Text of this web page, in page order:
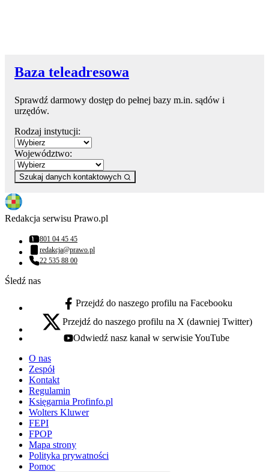
Baza teleadresowa
Sprawdź darmowy dostęp do pełnej bazy m.in. sądów i
urzędów.
Rodzaj instytucji:
Województwo:
Szukaj danych kontaktowych
Redakcja serwisu Prawo.pl
Numer telefonu:
801 04 45 45
Adres email:
redakcja@prawo.pl
Numer telefonu:
22 535 88 00
Śledź nas
facebook - otwiera się w nowej karcie
Przejdź do naszego profilu na Facebooku
x - otwiera się w nowej karcie
Przejdź do naszego profilu na X (dawniej Twitter)
youtube - otwiera się w nowej karcie
Odwiedź nasz kanał w serwisie YouTube
O nas
Zespół
Kontakt
Regulamin
Księgarnia Profinfo.pl
Wolters Kluwer
FEPI
FPOP
Mapa strony
Polityka prywatności
Pomoc